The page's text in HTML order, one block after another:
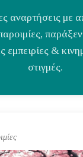
αναρτήσεις με
εμπειρίες &
στιγμές.